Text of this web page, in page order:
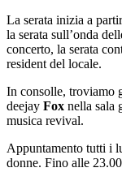
La serata inizia a
la serata sull’onda
concerto, la serata
resident del locale.
In consolle, troviamo
deejay Fox nella sala
musica revival.
Appuntamento tutti i
donne. Fino alle